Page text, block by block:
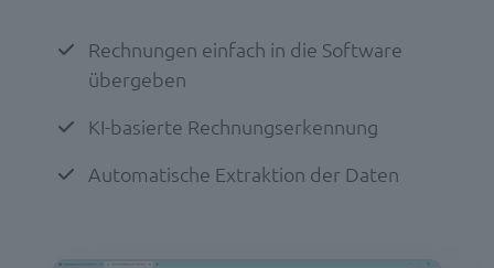
Rechnungen einfach in die Software
übergeben
KI-basierte Rechnungserkennung
Automatische Extraktion der Daten